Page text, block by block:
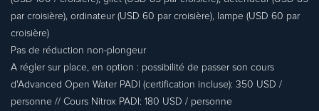
par croisière), ordinateur (USD 60 par croisière), lampe (USD 60 par
croisière)
Pas de réduction non-plongeur
A régler sur place, en option : possibilité de passer son cours
d'Advanced Open Water PADI (certification incluse): 350 USD /
personne // Cours Nitrox PADI: 180 USD / personne